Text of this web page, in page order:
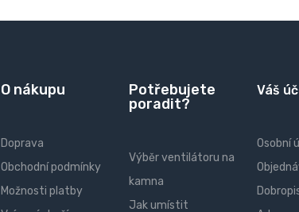
O nákupu
Doprava
Obchodní podmínky
Možnosti platby
Potřebujete
poradit?
Výběr ventilátoru na
kamna
Jak umístit
Váš
Osobní